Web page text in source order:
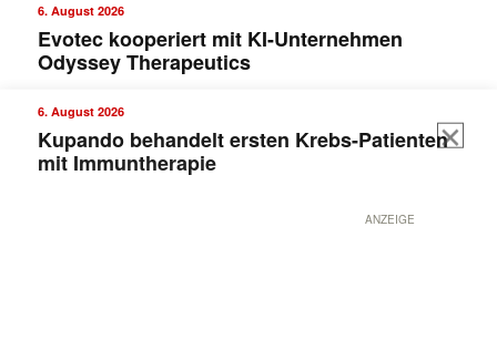
6. August 2026
Evotec kooperiert mit KI-Unternehmen
Odyssey Therapeutics
6. August 2026
Kupando behandelt ersten Krebs-Patienten
mit Immuntherapie
ANZEIGE